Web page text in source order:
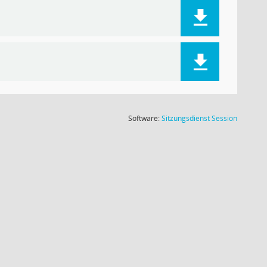
Software:SitzungsdienstSession(Wird in